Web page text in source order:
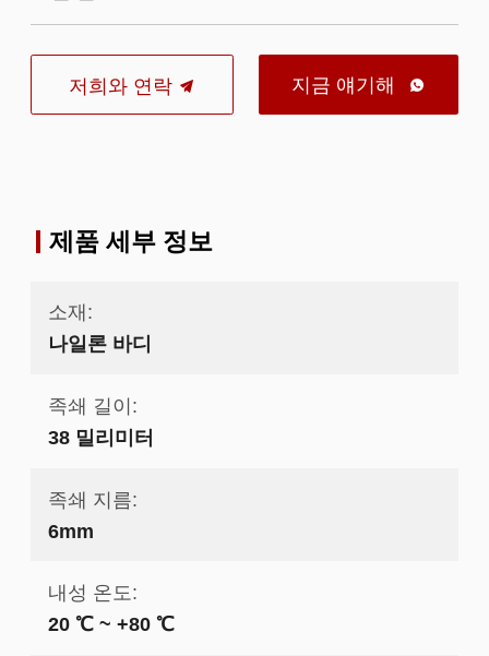
저희와 연락 지금 얘기해 
제품 세부 정보
소재:
나일론 바디
족쇄 길이:
38 밀리미터
족쇄 지름:
6mm
내성 온도:
20 ℃ ~ +80 ℃